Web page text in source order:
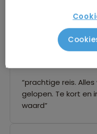
Hoe controleren en
“prachtige reis.
gelopen. Te kort en
waard”